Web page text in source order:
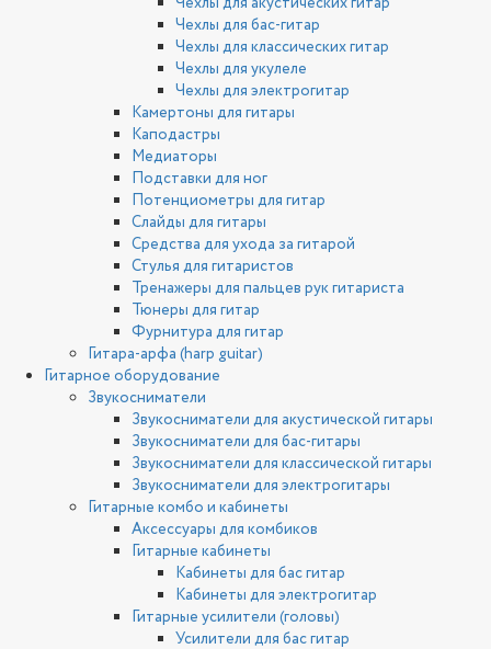
Чехлы для бас-гитар
Чехлы для классических гитар
Чехлы для укулеле
Чехлы для электрогитар
Камертоны для гитары
Каподастры
Медиаторы
Подставки для ног
Потенциометры для гитар
Слайды для гитары
Средства для ухода за гитарой
Стулья для гитаристов
Тренажеры для пальцев рук гитариста
Тюнеры для гитар
Фурнитура для гитар
Гитара-арфа (harp guitar)
Гитарное оборудование
Звукосниматели
Звукосниматели для акустической гитары
Звукосниматели для бас-гитары
Звукосниматели для классической гитары
Звукосниматели для электрогитары
Гитарные комбо и кабинеты
Аксессуары для комбиков
Гитарные кабинеты
Кабинеты для бас гитар
Кабинеты для электрогитар
Гитарные усилители (головы)
Усилители для бас гитар